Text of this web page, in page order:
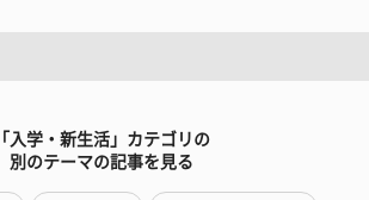
「入学・新生活」カテゴリの
別のテーマの記事を見る